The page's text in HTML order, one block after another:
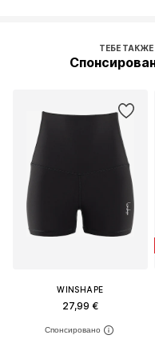
ТЕБЕ
WINSHAPE
27,99 €